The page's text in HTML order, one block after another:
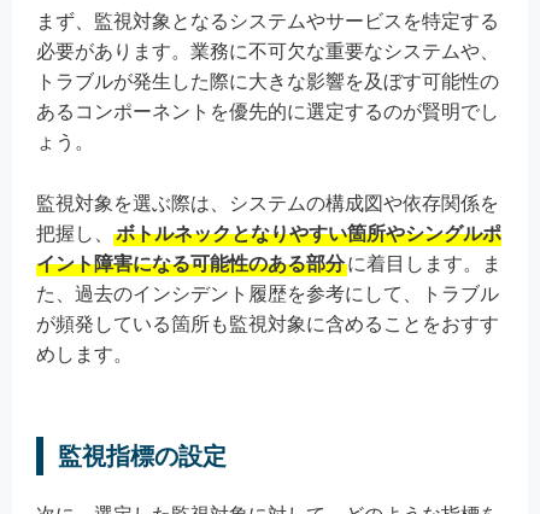
まず、監視対象となるシステムやサービスを特定する
必要があります。業務に不可欠な重要なシステムや、
トラブルが発生した際に大きな影響を及ぼす可能性の
あるコンポーネントを優先的に選定するのが賢明でし
ょう。
監視対象を選ぶ際は、システムの構成図や依存関係を
把握し、
ボトルネックとなりやすい箇所やシングルポ
イント障害になる可能性のある部分に着目します。ま
た、過去のインシデント履歴を参考にして、トラブル
が頻発している箇所も監視対象に含めることをおすす
めします。
監視指標の設定